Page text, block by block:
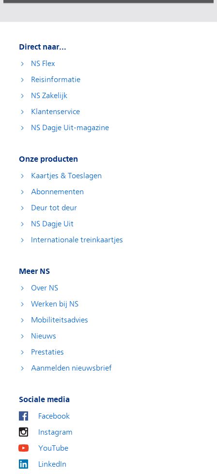
Direct naar...
NS Flex
Reisinformatie
NS Zakelijk
Klantenservice
NS Dagje Uit-magazine
Onze producten
Kaartjes & Toeslagen
Abonnementen
Deur tot deur
NS Dagje Uit
Internationale treinkaartjes
Meer NS
Over NS
Werken bij NS
Mobiliteitsadvies
Nieuws
Prestaties
Aanmelden nieuwsbrief
Sociale media
Facebook
Instagram
YouTube
LinkedIn